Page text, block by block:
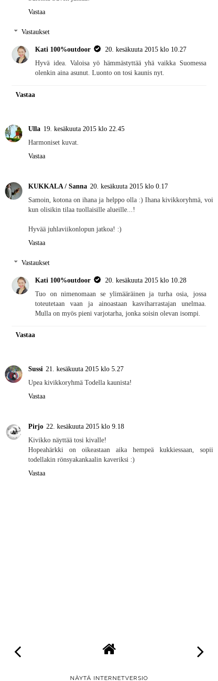
Vastaa
Vastaukset
Kati 100%outdoor
20. kesäkuuta 2015 klo 10.27
Hyvä idea. Valoisa yö hämmästyttää yhä vaikka Suomessa
olenkin aina asunut. Luonto on tosi kaunis nyt.
Vastaa
Ulla 19. kesäkuuta 2015 klo 22.45
Harmoniset kuvat.
Vastaa
KUKKALA / Sanna 20. kesäkuuta 2015 klo 0.17
Samoin, kotona on ihana ja helppo olla :) Ihana kivikkoryhmä, voi
kun olisikin tilaa tuollaisille alueille...!
Hyvää juhlaviikonlopun jatkoa! :)
Vastaa
Vastaukset
Kati 100%outdoor
20. kesäkuuta 2015 klo 10.28
Tuo on nimenomaan se ylimääräinen ja turha osia, jossa
toteutetaan vaan ja ainoastaan kasviharrastajan unelmaa.
Mulla on myös pieni varjotarha, jonka soisin olevan isompi.
Vastaa
Sussi 21. kesäkuuta 2015 klo 5.27
Upea kivikkoryhmä Todella kaunista!
Vastaa
Pirjo 22. kesäkuuta 2015 klo 9.18
Kivikko näyttää tosi kivalle!
Hopeahärkki on oikeastaan aika hempeä kukkiessaan, sopii
todellakin rönsyakankaalin kaveriksi :)
Vastaa
NÄYTÄ INTERNETVERSIO